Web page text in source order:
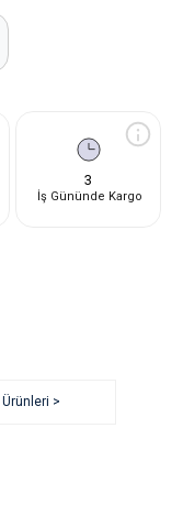
3
İş Gününde Kargo
Ürünleri >